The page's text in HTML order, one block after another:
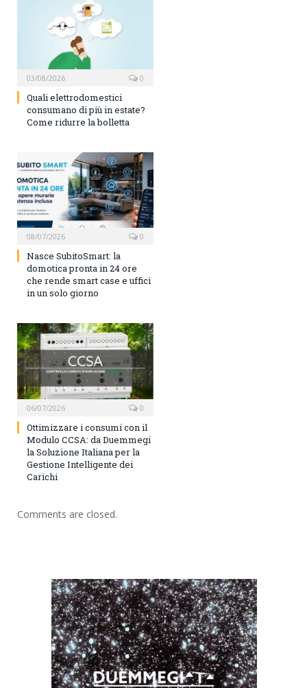
03/08/2026 0
Quali elettrodomestici
consumano di più in estate?
Come ridurre la bolletta
08/07/2026 0
Nasce SubitoSmart: la
domotica pronta in 24 ore
che rende smart case e uffici
in un solo giorno
06/07/2026 0
Ottimizzare i consumi con il
Modulo CCSA: da Duemmegi
la Soluzione Italiana per la
Gestione Intelligente dei
Carichi
Comments are closed.